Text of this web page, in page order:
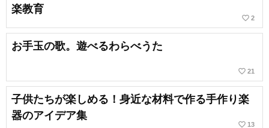
楽教育
favorite_border 2
お手玉の歌。遊べるわらべうた
favorite_border 21
子供たちが楽しめる！身近な材料で作る手作り楽
器のアイデア集
favorite_border 13